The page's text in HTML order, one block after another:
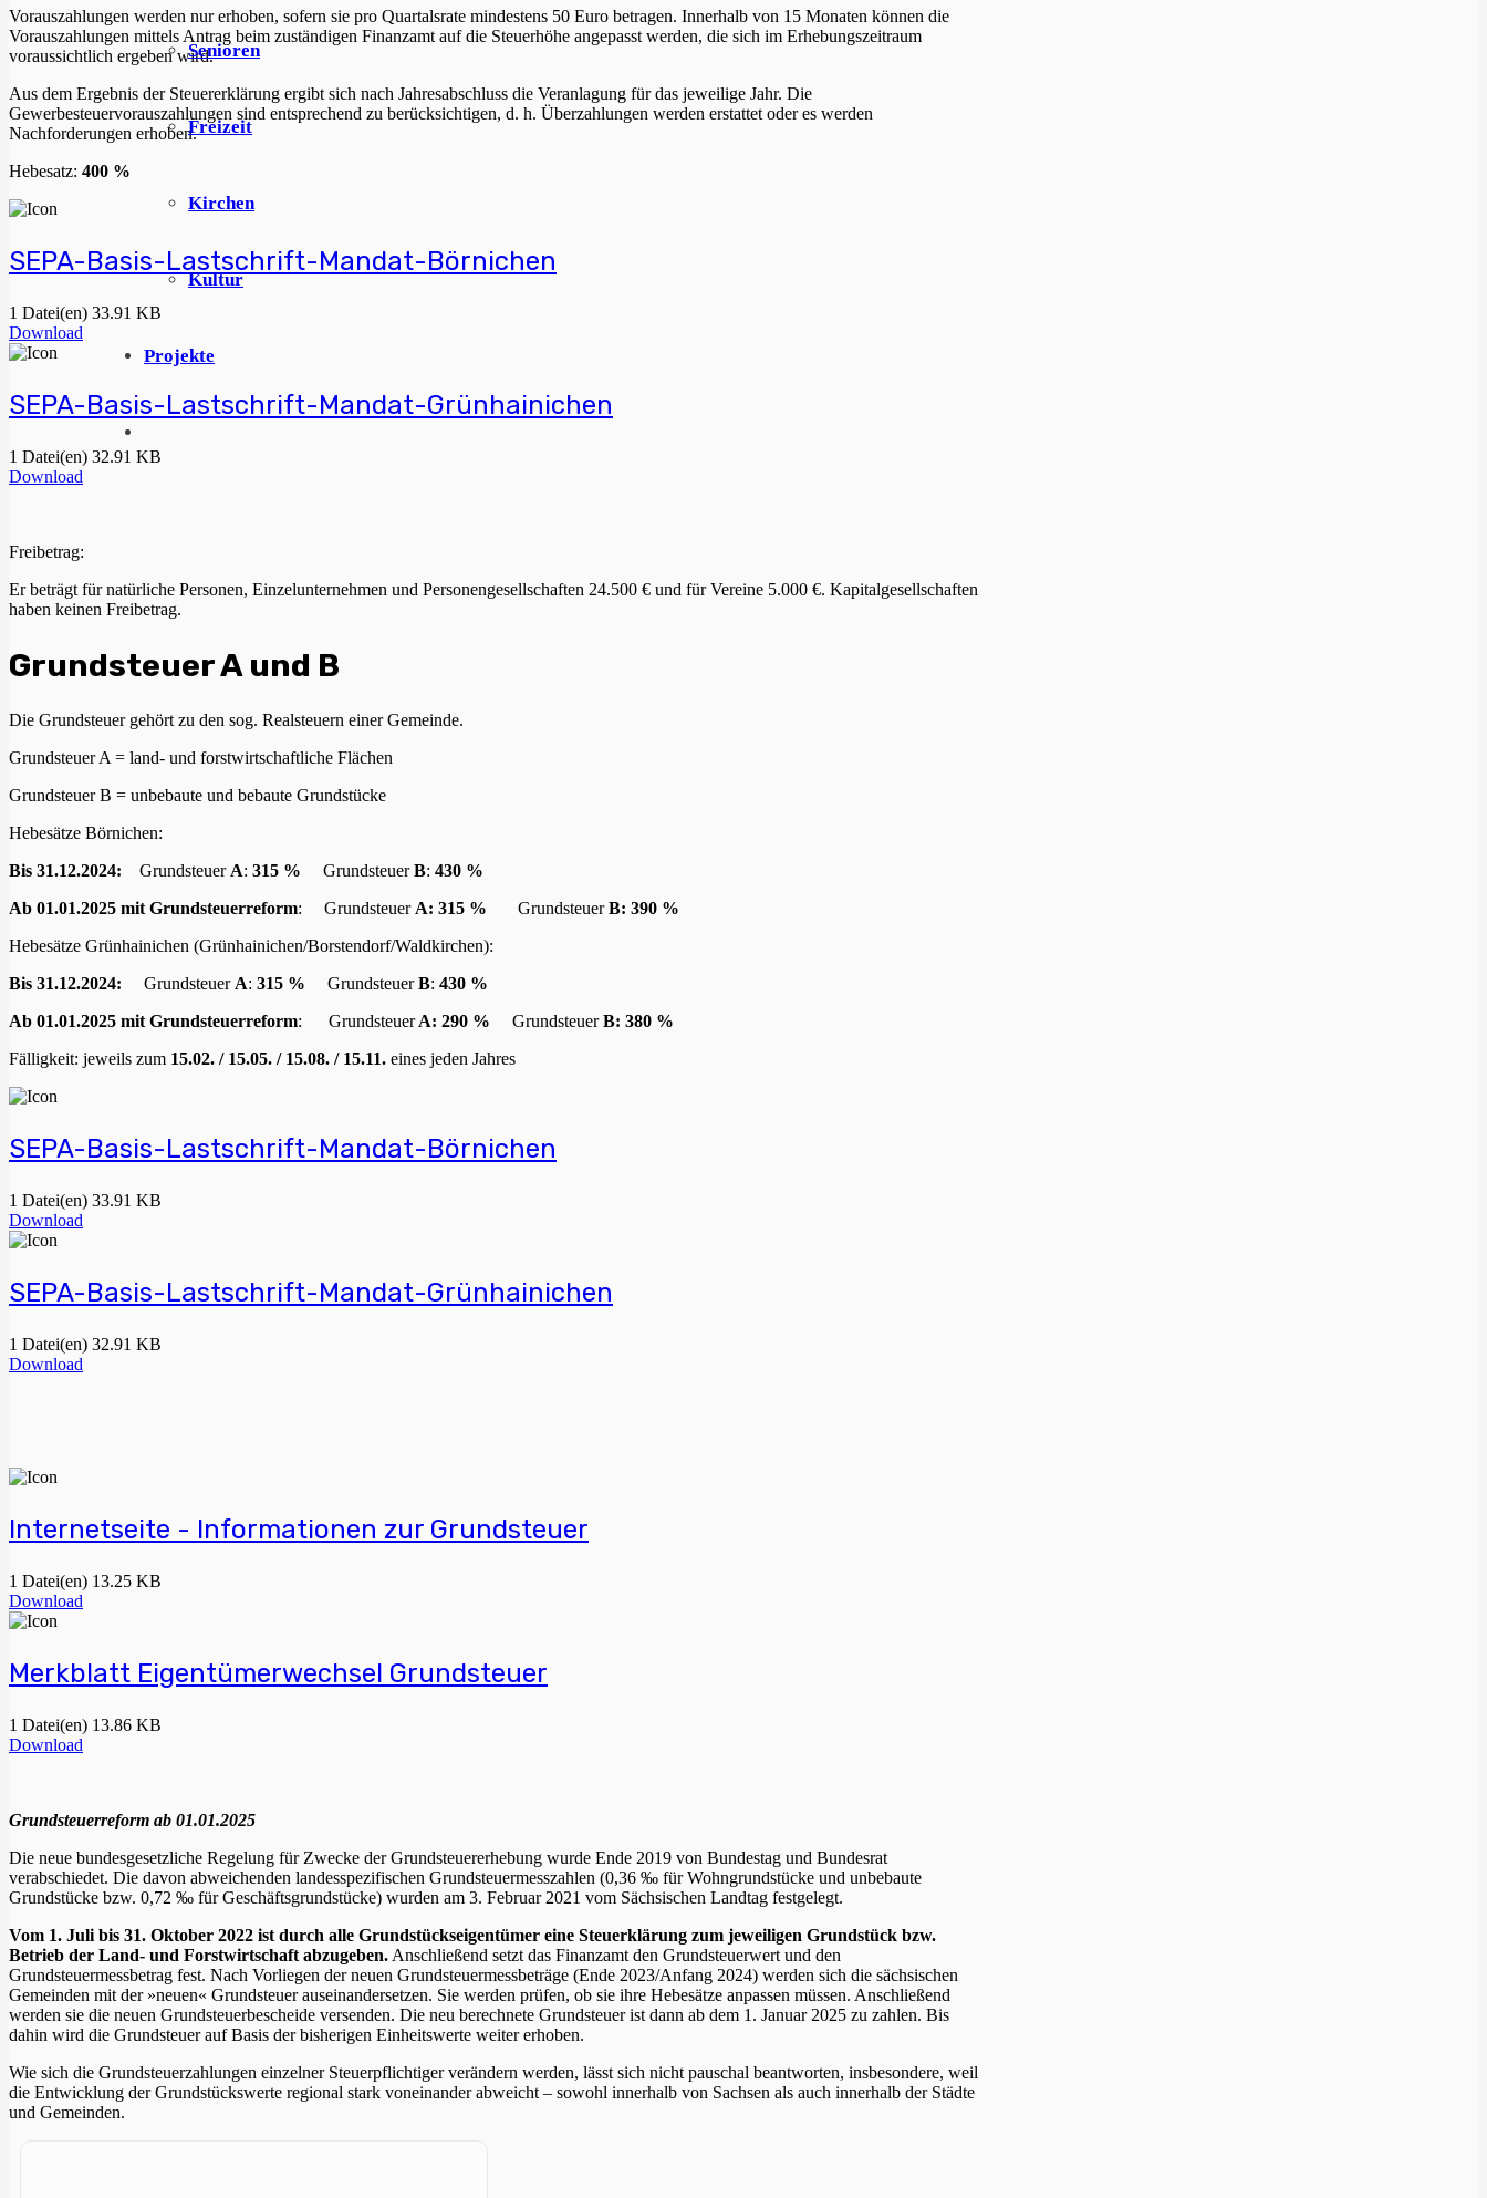
Senioren
Freizeit
Kirchen
Kultur
Projekte
Vorauszahlungen werden nur erhoben, sofern sie pro Quartalsrate mindestens 50 Euro betragen. Innerhalb von 15 Monaten können die
Vorauszahlungen mittels Antrag beim zuständigen Finanzamt auf die Steuerhöhe angepasst werden, die sich im Erhebungszeitraum
voraussichtlich ergeben wird.
Aus dem Ergebnis der Steuererklärung ergibt sich nach Jahresabschluss die Veranlagung für das jeweilige Jahr. Die
Gewerbesteuervorauszahlungen sind entsprechend zu berücksichtigen, d. h. Überzahlungen werden erstattet oder es werden
Nachforderungen erhoben.
Hebesatz: 400 %
SEPA-Basis-Lastschrift-Mandat-Börnichen
1 Datei(en) 33.91 KB
Download
SEPA-Basis-Lastschrift-Mandat-Grünhainichen
1 Datei(en) 32.91 KB
Download
Freibetrag:
Er beträgt für natürliche Personen, Einzelunternehmen und Personengesellschaften 24.500 € und für Vereine 5.000 €. Kapitalgesellschaften
haben keinen Freibetrag.
Grundsteuer A und B
Die Grundsteuer gehört zu den sog. Realsteuern einer Gemeinde.
Grundsteuer A = land- und forstwirtschaftliche Flächen
Grundsteuer B = unbebaute und bebaute Grundstücke
Hebesätze Börnichen:
Bis 31.12.2024:
GrundsteuerA: 315 % GrundsteuerB: 430 %
Ab 01.01.2025 mit Grundsteuerreform: GrundsteuerA: 315 % GrundsteuerB: 390 %
Hebesätze Grünhainichen (Grünhainichen/Borstendorf/Waldkirchen):
Bis 31.12.2024:
GrundsteuerA: 315 % GrundsteuerB: 430 %
Ab 01.01.2025 mit Grundsteuerreform: GrundsteuerA: 290 % GrundsteuerB: 380 %
Fälligkeit: jeweils zum 15.02. / 15.05. / 15.08. / 15.11. eines jeden Jahres
SEPA-Basis-Lastschrift-Mandat-Börnichen
1 Datei(en) 33.91 KB
Download
SEPA-Basis-Lastschrift-Mandat-Grünhainichen
1 Datei(en) 32.91 KB
Download
Internetseite - Informationen zur Grundsteuer
1 Datei(en) 13.25 KB
Download
Merkblatt Eigentümerwechsel Grundsteuer
1 Datei(en) 13.86 KB
Download
Grundsteuerreform ab 01.01.2025
Die neue bundesgesetzliche Regelung für Zwecke der Grundsteuererhebung wurde Ende 2019 von Bundestag und Bundesrat
verabschiedet. Die davon abweichenden landesspezifischen Grundsteuermesszahlen (0,36 ‰ für Wohngrundstücke und unbebaute
Grundstücke bzw. 0,72 ‰ für Geschäftsgrundstücke) wurden am 3. Februar 2021 vom Sächsischen Landtag festgelegt.
Vom 1. Juli bis 31. Oktober 2022 ist durch alle Grundstückseigentümer eine Steuerklärung zum jeweiligen Grundstück bzw.
Betrieb der Land- und Forstwirtschaft abzugeben.Anschließend setzt das Finanzamt den Grundsteuerwert und den
Grundsteuermessbetrag fest. Nach Vorliegen der neuen Grundsteuermessbeträge (Ende 2023/Anfang 2024) werden sich die sächsischen
Gemeinden mit der »neuen« Grundsteuer auseinandersetzen. Sie werden prüfen, ob sie ihre Hebesätze anpassen müssen. Anschließend
werden sie die neuen Grundsteuerbescheide versenden. Die neu berechnete Grundsteuer ist dann ab dem 1. Januar 2025 zu zahlen. Bis
dahin wird die Grundsteuer auf Basis der bisherigen Einheitswerte weiter erhoben.
Wie sich die Grundsteuerzahlungen einzelner Steuerpflichtiger verändern werden, lässt sich nicht pauschal beantworten, insbesondere, weil
die Entwicklung der Grundstückswerte regional stark voneinander abweicht – sowohl innerhalb von Sachsen als auch innerhalb der Städte
und Gemeinden.